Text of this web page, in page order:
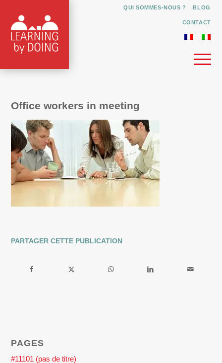
QUI SOMMES-NOUS ? BLOG
CONTACT
Office workers in meeting
PARTAGER CETTE PUBLICATION
PAGES
#11101 (pas de titre)